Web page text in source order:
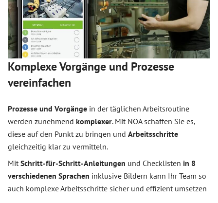
Komplexe Vorgänge und Prozesse
vereinfachen
Prozesse und Vorgänge in der täglichen Arbeitsroutine
werden zunehmend komplexer. Mit NOA schaffen Sie es,
diese auf den Punkt zu bringen und Arbeitsschritte
gleichzeitig klar zu vermitteln.
Mit Schritt-für-Schritt-Anleitungen und Checklisten in 8
verschiedenen Sprachen inklusive Bildern kann Ihr Team so
auch komplexe Arbeitsschritte sicher und effizient umsetzen